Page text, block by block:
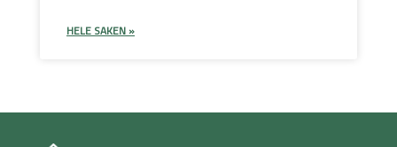
HELE SAKEN »